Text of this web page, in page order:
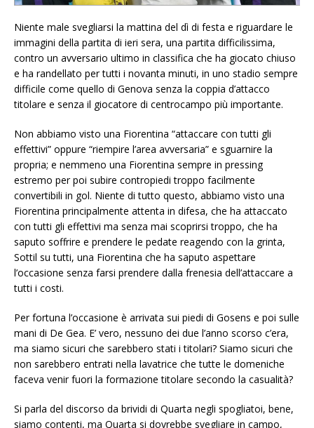
Niente male svegliarsi la mattina del dì di festa e riguardare le
immagini della partita di ieri sera, una partita difficilissima,
contro un avversario ultimo in classifica che ha giocato chiuso
e ha randellato per tutti i novanta minuti, in uno stadio sempre
difficile come quello di Genova senza la coppia d’attacco
titolare e senza il giocatore di centrocampo più importante.
Non abbiamo visto una Fiorentina “attaccare con tutti gli
effettivi” oppure “riempire l’area avversaria” e sguarnire la
propria; e nemmeno una Fiorentina sempre in pressing
estremo per poi subire contropiedi troppo facilmente
convertibili in gol. Niente di tutto questo, abbiamo visto una
Fiorentina principalmente attenta in difesa, che ha attaccato
con tutti gli effettivi ma senza mai scoprirsi troppo, che ha
saputo soffrire e prendere le pedate reagendo con la grinta,
Sottil su tutti, una Fiorentina che ha saputo aspettare
l’occasione senza farsi prendere dalla frenesia dell’attaccare a
tutti i costi.
Per fortuna l’occasione è arrivata sui piedi di Gosens e poi sulle
mani di De Gea. E’ vero, nessuno dei due l’anno scorso c’era,
ma siamo sicuri che sarebbero stati i titolari? Siamo sicuri che
non sarebbero entrati nella lavatrice che tutte le domeniche
faceva venir fuori la formazione titolare secondo la casualità?
Si parla del discorso da brividi di Quarta negli spogliatoi, bene,
siamo contenti, ma Quarta si dovrebbe svegliare in campo,